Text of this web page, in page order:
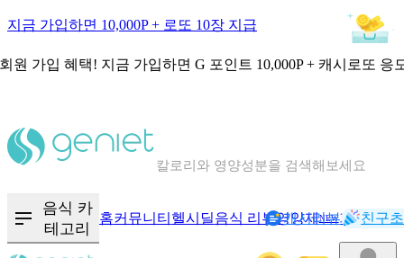
지금 가입하면 10,000P + 로또 10장 지급
원 가입 혜택! 지금 가입하면 G 포인트 10,000P + 캐시로또 응
혈당 · 다이어트 음식 검색해보세요
음식 카
테고리
홈커뮤니티 헬시딜음식 리뷰영양제NEW기록
캐시리뷰 친구